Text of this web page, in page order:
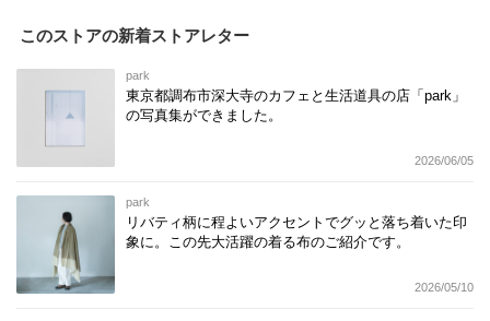
このストアの新着ストアレター
park
東京都調布市深大寺のカフェと生活道具の店「park」
の写真集ができました。
2026/06/05
park
リバティ柄に程よいアクセントでグッと落ち着いた印
象に。この先大活躍の着る布のご紹介です。
2026/05/10